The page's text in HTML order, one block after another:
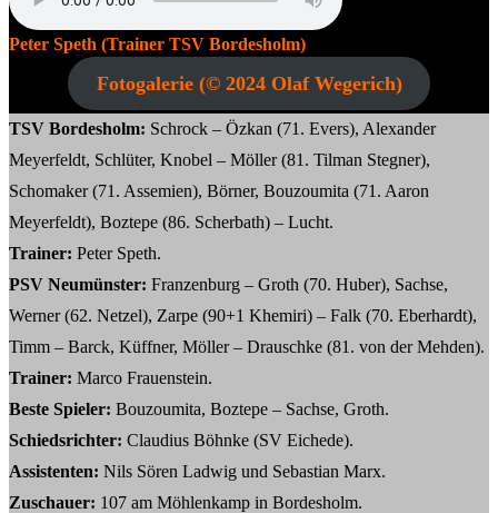
Peter Speth (Trainer TSV Bordesholm)
Fotogalerie (© 2024 Olaf Wegerich)
TSV Bordesholm: Schrock – Özkan (71. Evers), Alexander
Meyerfeldt, Schlüter, Knobel – Möller (81. Tilman Stegner),
Schomaker (71. Assemien), Börner, Bouzoumita (71. Aaron
Meyerfeldt), Boztepe (86. Scherbath) – Lucht.
Trainer: Peter Speth.
PSV Neumünster: Franzenburg – Groth (70. Huber), Sachse,
Werner (62. Netzel), Zarpe (90+1 Khemiri) – Falk (70. Eberhardt),
Timm – Barck, Küffner, Möller – Drauschke (81. von der Mehden).
Trainer: Marco Frauenstein.
Beste Spieler: Bouzoumita, Boztepe – Sachse, Groth.
Schiedsrichter: Claudius Böhnke (SV Eichede).
Assistenten: Nils Sören Ladwig und Sebastian Marx.
Zuschauer: 107 am Möhlenkamp in Bordesholm.